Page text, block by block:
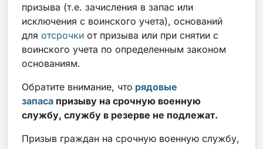
призыва (т.е. зачисления в запас или
исключения с воинского учета), оснований
для отсрочки от призыва или при снятии с
воинского учета по определенным законом
основаниям.
Обратите внимание, что рядовые
запаса призыву на срочную военную
службу, службу в резерве не подлежат.
Призыв граждан на срочную военную службу,